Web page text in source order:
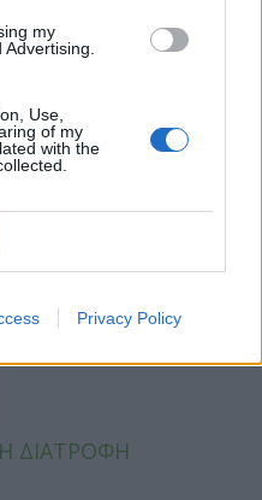
my
Use,
of my
with the
Privacy Policy
ΔΙΑΤΡΟΦΗ